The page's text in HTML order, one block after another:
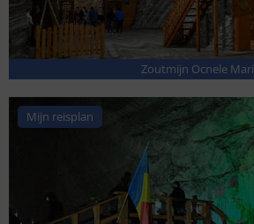
Zoutmijn Ocnele Mari
Mijn reisplan